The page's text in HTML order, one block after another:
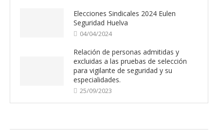
Elecciones Sindicales 2024 Eulen
Seguridad Huelva
04/04/2024
Relación de personas admitidas y
excluidas a las pruebas de selección
para vigilante de seguridad y su
especialidades.
25/09/2023